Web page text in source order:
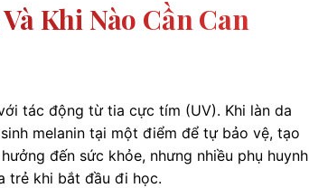
Khi Nào Cần Can
tác động từ tia cực tím (UV). Khi làn da
melanin tại một điểm để tự bảo vệ, tạo
đến sức khỏe, nhưng nhiều phụ huynh
trẻ khi bắt đầu đi học.